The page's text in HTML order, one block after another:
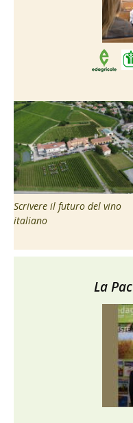
Scrivere il futuro del vino
italiano
La